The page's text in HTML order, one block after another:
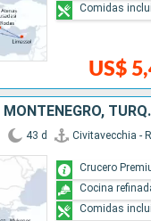
US$
Comidas
FRANCIA,
43 d Civitavecchia -
Crucero
Cocina
Comidas